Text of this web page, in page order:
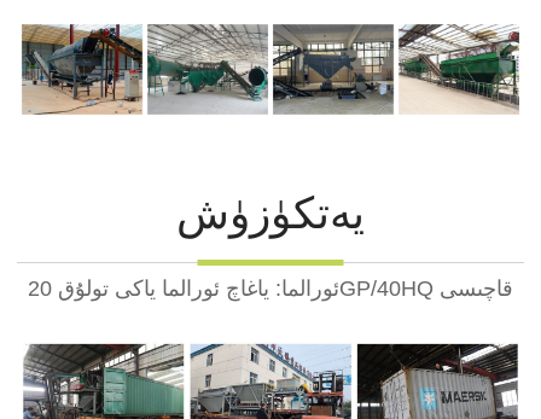
يەتكۈزۈش
ئورالما: ياغاچ ئورالما ياكى تولۇق 20GP/40HQ قاچىسى